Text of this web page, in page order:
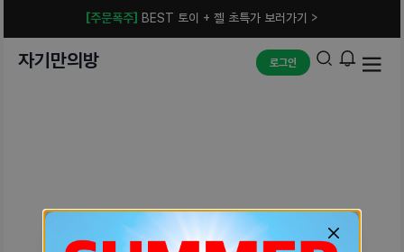
[주문폭주] BEST 토이 + 젤 초특가 보러가기 >
자기만의방 로그인